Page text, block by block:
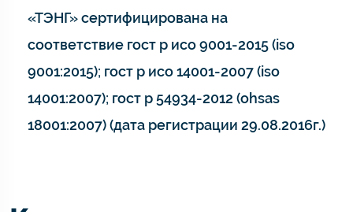
«ТЭНГ» сертифицирована на
соответствие гост р исо 9001-2015 (iso
9001:2015); гост р исо 14001-2007 (iso
14001:2007); гост р 54934-2012 (ohsas
18001:2007) (дата регистрации 29.08.2016г.)